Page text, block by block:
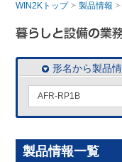
WIN2Kトップ 製品情報
形名から製品
製品情報一覧